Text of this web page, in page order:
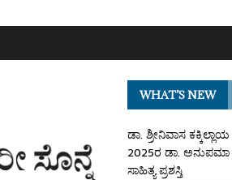
WHAT’S NEW
ಡಾ. ಶ್ರೀನಿವಾಸ
2025ರ ಡಾ. ಅನುಪಮಾ
ಸಾಹಿತ್ಯ ಪ್ರಶಸ್ತಿ